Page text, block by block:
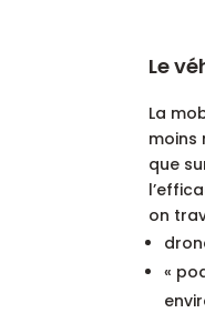
Le
La
moins
que
on
«